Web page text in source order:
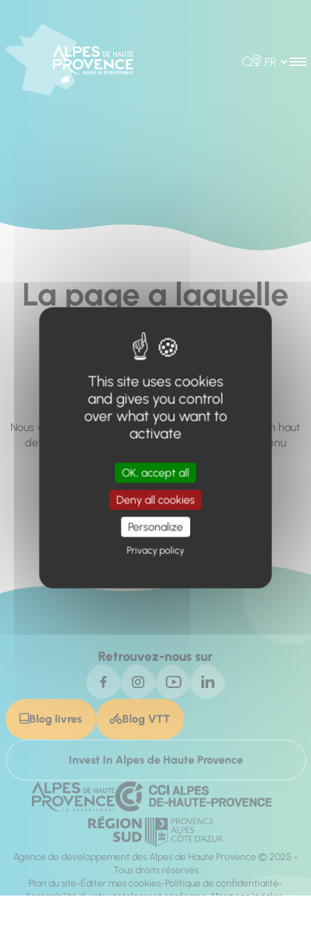
Rechercher
Choisir la
La page a laquelle
vous cherchez à
accéder n'existe
pas... ou plus.
Nous vous invitons à utiliser le moteur de recherche en haut
de page, ou à utiliser le menu pour trouver le contenu
Retour à l'accueil
Retrouvez-nous sur
Blog livres Blog VTT
Invest In Alpes de Haute Provence
Agence de développement des Alpes de Haute Provence © 2025 -
Tous droits réservés
Plan du site Éditer mes cookies Politique de confidentialité
Accessibilité du site : totalement conforme Mentions légales
This site uses cookies
and gives you control
over what you want to
activate
OK, accept all
Deny all cookies
Personalize
Privacy policy